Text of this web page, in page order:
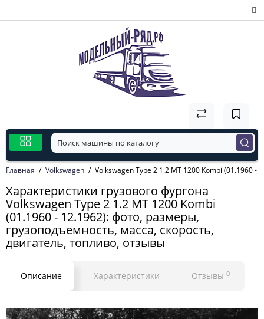
Главная Volkswagen Volkswagen Type 2 1.2 MT 1200 Kombi (01.1960 -
Характеристики грузового фургона
Volkswagen Type 2 1.2 MT 1200 Kombi
(01.1960 - 12.1962): фото, размеры,
грузоподъемность, масса, скорость,
двигатель, топливо, отзывы
Описание Характеристики Отзывы 0